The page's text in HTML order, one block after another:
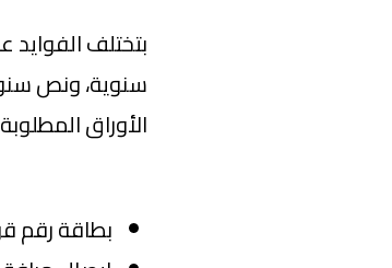
بتختلف الفوايد
سنوية، ونص
الأوراق
بطاقة رقم